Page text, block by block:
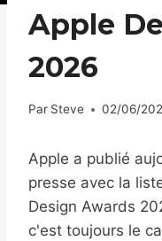
Apple
2026
Par Steve 02/06/
Apple a publié
presse avec la
Design Awards
c'est toujours le